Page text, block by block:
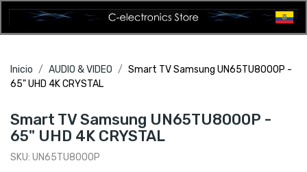
Inicio AUDIO & VIDEO
Smart TV Samsung UN65TU8000P -
65" UHD 4K CRYSTAL
Smart TV Samsung UN65TU8000P -
65" UHD 4K CRYSTAL
SKU: UN65TU8000P